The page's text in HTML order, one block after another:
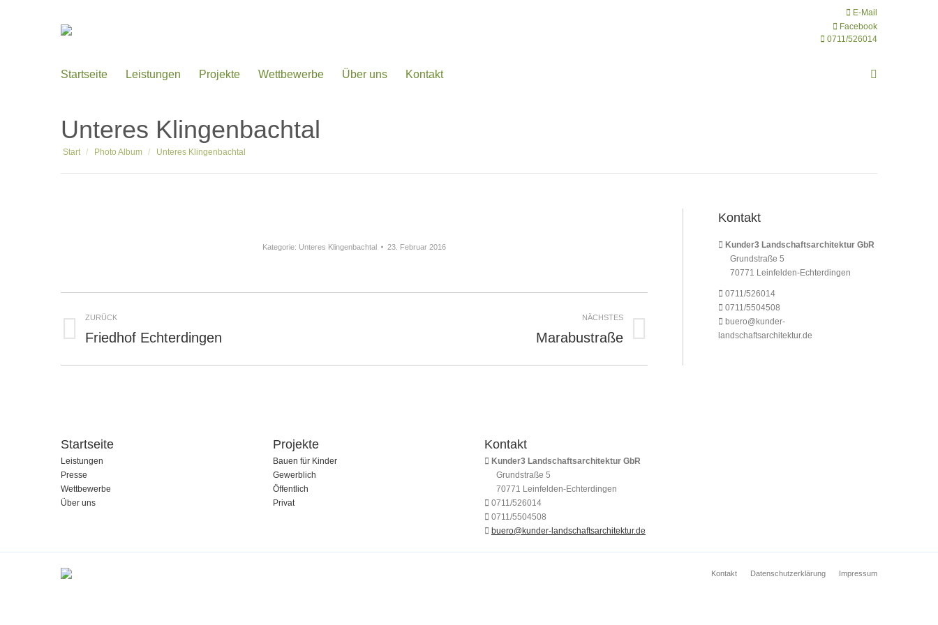
E-Mail
Facebook
0711/526014
Startseite Leistungen Projekte Wettbewerbe Über uns Kontakt Search:
Unteres Klingenbachtal
Sie befinden sich hier:
Start Photo Album Unteres Klingenbachtal
Kategorie: Unteres Klingenbachtal 23. Februar 2016
Album-
Navigation
ZURÜCK
Vorheriges
Friedhof Echterdingen
NÄCHSTES
Marabustraße
Kontakt
Kunder3 Landschaftsarchitektur GbR
Grundstraße 5
70771 Leinfelden-Echterdingen
0711/526014
0711/5504508
buero@kunder-
landschaftsarchitektur.de
Startseite
Leistungen
Presse
Wettbewerbe
Über uns
Projekte
Bauen für Kinder
Gewerblich
Öffentlich
Privat
Kontakt
Kunder3 Landschaftsarchitektur GbR
Grundstraße 5
70771 Leinfelden-Echterdingen
0711/526014
0711/5504508
buero@kunder-landschaftsarchitektur.de
Kontakt Datenschutzerklärung Impressum